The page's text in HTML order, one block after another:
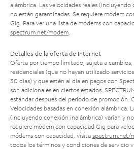
alámbrica. Las velocidades reales
no están garantizadas. Se requiere módem
Gig. Para ver una lista de módems con
spectrum.net/modem
Detalles de la oferta de Internet
Oferta por tiempo limitado; sujeta a cambios;
residenciales (que no hayan utilizado
30 días) y que estén al día en pagos con
son adicionales en ciertos estados.
estándar después del período de promoción.
Velocidades basadas en conexión alámbrica.
(incluyendo conexión inalámbrica) varían y
requiere módem con capacidad Gig para
módems con capacidad, visita spectrum.net/
todos los términos y condiciones de servicio